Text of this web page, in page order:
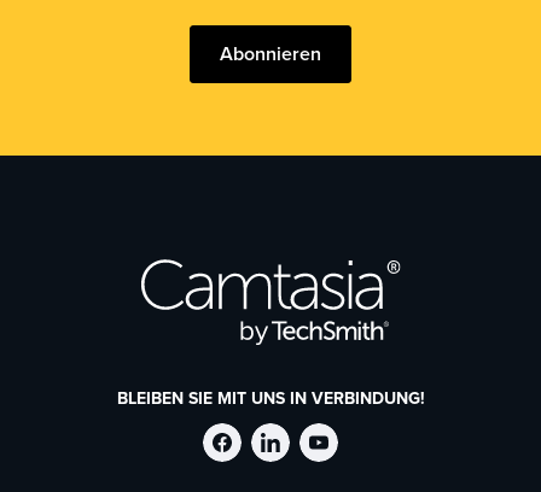
Abonnieren
BLEIBEN SIE MIT UNS IN VERBINDUNG!
TechSmith
TechSmith
TechSmith